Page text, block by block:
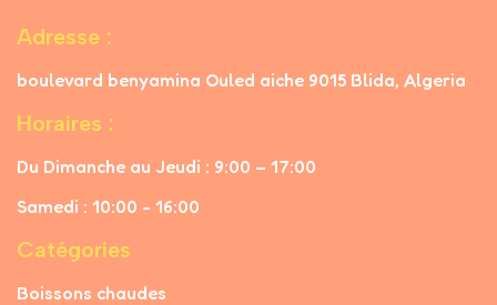
Adresse :
boulevard benyamina Ouled aiche 9015 Blida, Algeria
Horaires :
Du Dimanche au Jeudi : 9:00 – 17:00
Samedi : 10:00 - 16:00
Catégories
Boissons chaudes